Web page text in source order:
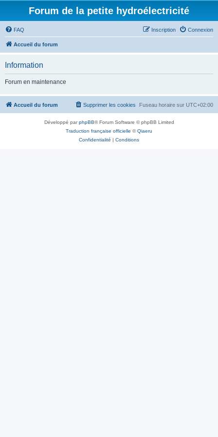
Forum de la petite hydroélectricité
FAQ Connexion
Inscription
Accueil du forum
Information
Forum en maintenance
Accueil du forum Fuseau horaire sur UTC+02:00
Supprimer les cookies
Développé parphpBB® Forum Software © phpBB Limited
Traduction française officielle ©Qiaeru
Confidentialité | Conditions